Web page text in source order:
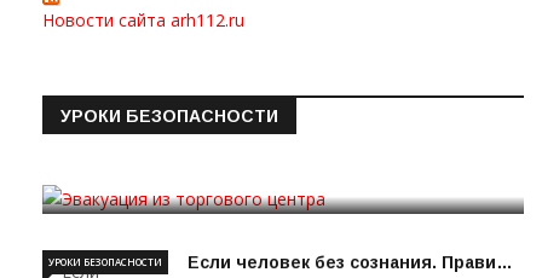
Новости сайта arh112.ru
УРОКИ БЕЗОПАСНОСТИ
Если человек без сознания. Прави…
УРОКИ БЕЗОПАСНОСТИ